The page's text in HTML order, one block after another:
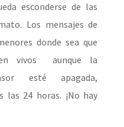
esconderse de las
Los mensajes de
donde sea que
vivos aunque la
esté apagada,
las 24 horas. ¡No hay